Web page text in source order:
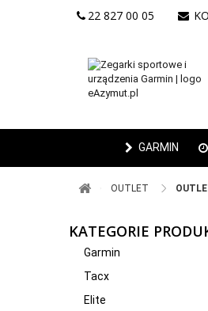
22 827 00 05
GARMIN
OUTLET ​
KATEGORIE
Garmin
Tacx
Elite